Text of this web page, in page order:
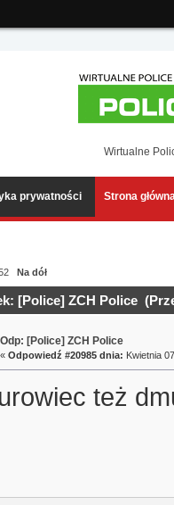
Wirtualne
prywatności Strona
Na dół
[Police] ZCH Police
Odp: [Police] ZCH Police
« Odpowiedź #20985 dnia: Kwietnia
też